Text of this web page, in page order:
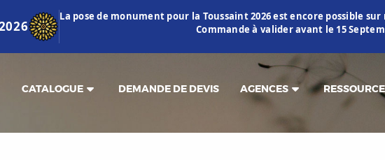
La pose de monument pour la Toussaint 2026 est encore possible
Commande à valider avant le 15
CATALOGUE DEMANDE DE DEVIS AGENCES